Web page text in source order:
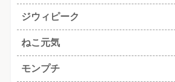
ジウィピーク
ねこ元気
モンプチ